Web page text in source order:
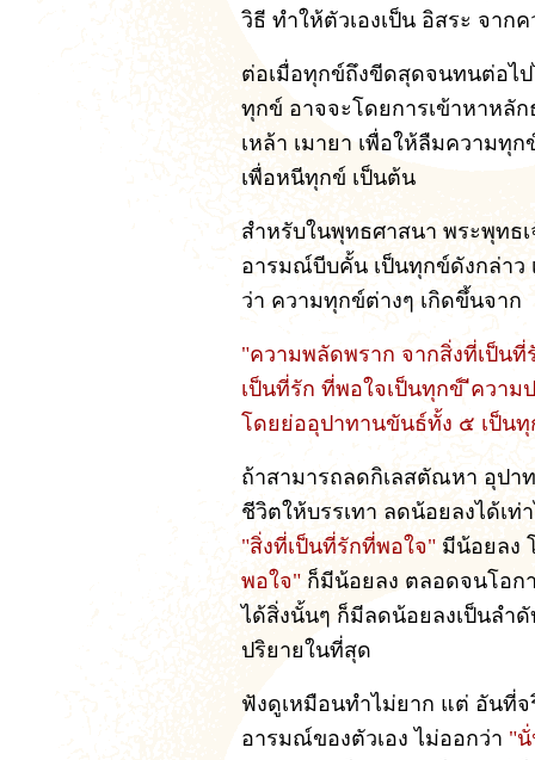
วิธี ทำให้ตัวเองเป็น อิสระ จา
ต่อเมื่อทุกข์ถึงขีดสุดจนทนต่อไ
ทุกข์ อาจจะโดยการเข้าหาหลั
เหล้า เมายา เพื่อให้ลืมความทุ
เพื่อหนีทุกข์ เป็นต้น
สำหรับในพุทธศาสนา พระพุทธ
อารมณ์บีบคั้น เป็นทุกข์ดังกล่าว
ว่า ความทุกข์ต่างๆ เกิดขึ้นจาก
"ความพลัดพราก จากสิ่งที่เป็น
เป็นที่รัก ที่พอใจเป็นทุกข์ ีความ
โดยย่ออุปาทานขันธ์ทั้ง ๕ เป็น
ถ้าสามารถลดกิเลสตัณหา อุปา
ชีวิตให้บรรเทา ลดน้อยลงได้เ
"สิ่งที่เป็นที่รักที่พอใจ" มีน้อยลง
พอใจ"ก็มีน้อยลง ตลอดจนโอก
ได้สิ่งนั้นๆ ก็มีลดน้อยลงเป็นลำ
ปริยายในที่สุด
ฟังดูเหมือนทำไม่ยาก แต่ อันที่
อารมณ์ของตัวเอง ไม่ออกว่า "